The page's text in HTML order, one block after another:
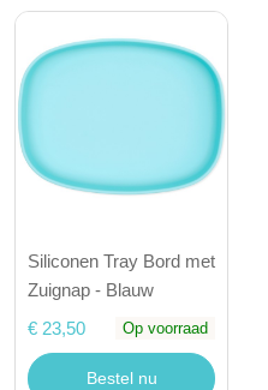
Siliconen Tray Bord met
Zuignap - Blauw
€ 23,50
Op voorraad
Bestel nu